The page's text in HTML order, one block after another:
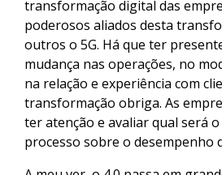
transformação digital das
poderosos aliados desta
outros o 5G. Há que ter
mudança nas operações, no
na relação e experiência com
transformação obriga. As
ter atenção e avaliar qual será
processo sobre o desempenho